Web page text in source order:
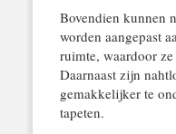
Bovendien kunnen
worden aangepast
ruimte, waardoor
Daarnaast zijn
gemakkelijker te
tapeten.